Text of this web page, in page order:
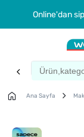
Online'dan
Ana Sayfa